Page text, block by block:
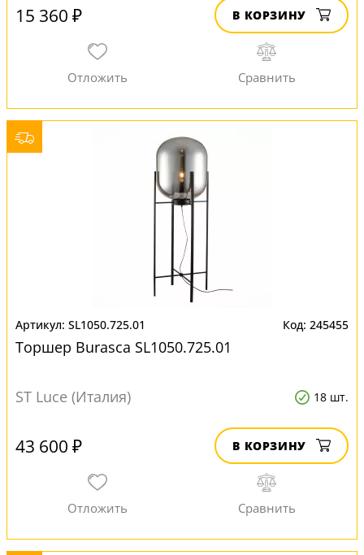
15 360 ₽ В КОРЗИНУ
SL1050.725.01 245455
Торшер Burasca SL1050.725.01
ST Luce (Италия) 18 шт.
43 600 ₽ В КОРЗИНУ